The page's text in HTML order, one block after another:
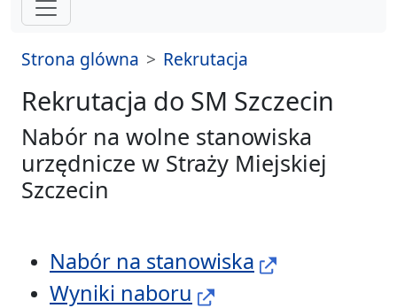
Strona glówna Rekrutacja
Rekrutacja do SM Szczecin
Nabór na wolne stanowiska
urzędnicze w Straży Miejskiej
Szczecin
Nabór na stanowiska
Wyniki naboru